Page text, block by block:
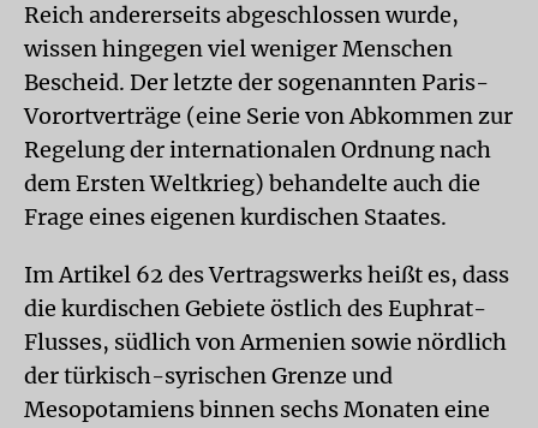
Reich andererseits abgeschlossen wurde,
wissen hingegen viel weniger Menschen
Bescheid. Der letzte der sogenannten Paris-
Vorortverträge (eine Serie von Abkommen zur
Regelung der internationalen Ordnung nach
dem Ersten Weltkrieg) behandelte auch die
Frage eines eigenen kurdischen Staates.
Im Artikel 62 des Vertragswerks heißt es, dass
die kurdischen Gebiete östlich des Euphrat-
Flusses, südlich von Armenien sowie nördlich
der türkisch-syrischen Grenze und
Mesopotamiens binnen sechs Monaten eine